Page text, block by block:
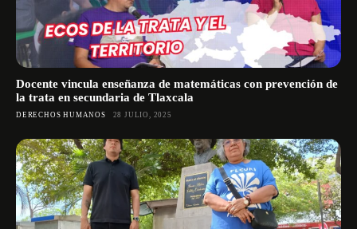
Docente vincula enseñanza de matemáticas con prevención de
la trata en secundaria de Tlaxcala
DERECHOS HUMANOS 28 JULIO, 2025